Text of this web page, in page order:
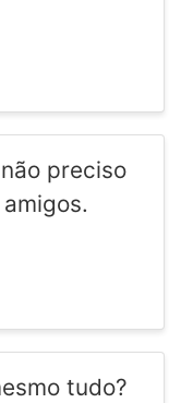
preciso
tudo?